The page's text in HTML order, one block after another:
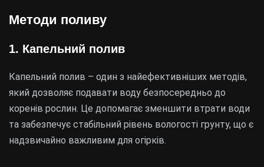
Методи поливу
1. Капельний полив
Капельний полив – один з найефективніших методів,
який дозволяє подавати воду безпосередньо до
коренів рослин. Це допомагає зменшити втрати води
та забезпечує стабільний рівень вологості грунту, що є
надзвичайно важливим для огірків.